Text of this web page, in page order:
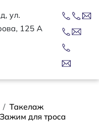
ул.
125 А
Такелаж
Зажим для троса